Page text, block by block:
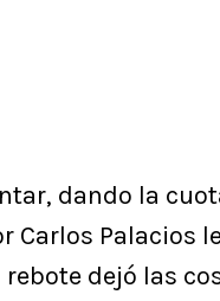
dando la
Carlos Palacios
dejó las